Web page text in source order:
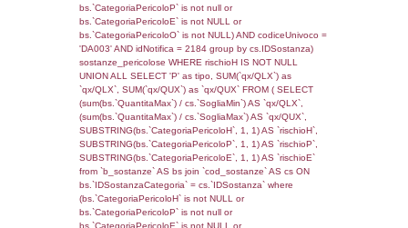
f_territori_limitrofi.Direzione,
f_territori_limitrofi.Denominazione,
rofi.DescAltro FROM f_territori_limitrofi
cod_territori_tipologia ON
(f_territori_limitrofi.IDTipologiaTerritorio =
cod_territori_tipologia.IDTipologiaTerritorio)
(f_territori_limitrofi.IDTipoTerritorio =
cod_territori_tipologia.IDTerritorioTP)
(((f_territori_limitrofi.IDNotifica)=5573) AND
((f_territori_limitrofi.IDTipoTerritorio)=7)),